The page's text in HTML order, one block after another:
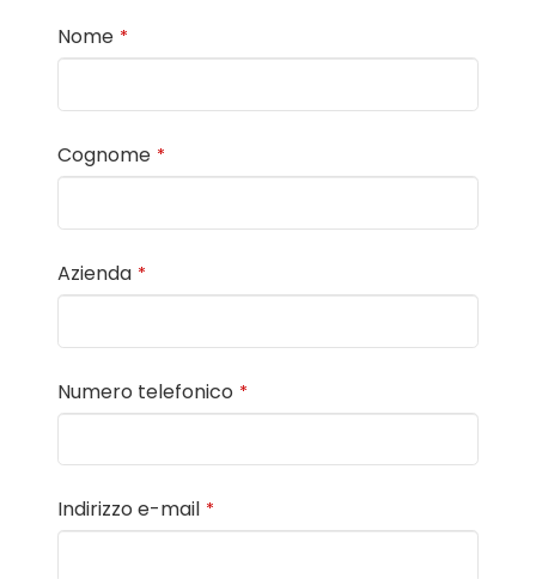
Nome *
Cognome *
Azienda *
Numero telefonico *
Indirizzo e-mail *